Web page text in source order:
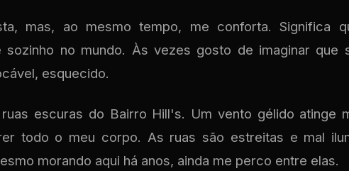
mas, ao mesmo tempo, me conforta. Significa
sozinho no mundo. Às vezes gosto de imaginar que
esquecido.
ruas escuras do Bairro Hill's. Um vento gélido atinge
todo o meu corpo. As ruas são estreitas e mal
morando aqui há anos, ainda me perco entre elas.